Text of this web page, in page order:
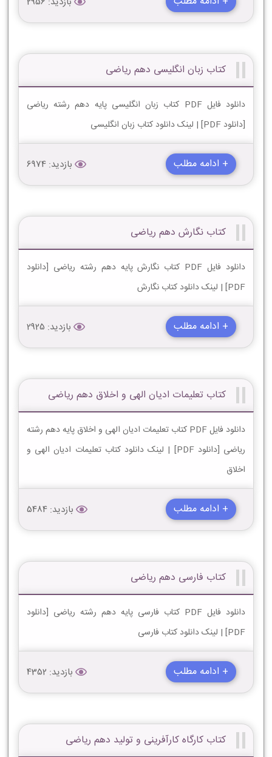
کتاب زبان انگلیسی دهم ریاضی
دانلود فایل PDF کتاب زبان انگلیسی پایه دهم رشته ریاضی
[دانلود PDF] | لینک دانلود کتاب زبان انگلیسی
+ ادامه مطلب بازدید: 6974
کتاب نگارش دهم ریاضی
دانلود فایل PDF کتاب نگارش پایه دهم رشته ریاضی [دانلود
PDF] | لینک دانلود کتاب نگارش
+ ادامه مطلب بازدید: 2925
کتاب تعلیمات ادیان الهی و اخلاق دهم ریاضی
دانلود فایل PDF کتاب تعلیمات ادیان الهی و اخلاق پایه دهم رشته
ریاضی [دانلود PDF] | لینک دانلود کتاب تعلیمات ادیان الهی و
اخلاق
+ ادامه مطلب بازدید: 5484
کتاب فارسی دهم ریاضی
دانلود فایل PDF کتاب فارسی پایه دهم رشته ریاضی [دانلود
PDF] | لینک دانلود کتاب فارسی
+ ادامه مطلب بازدید: 4352
کتاب کارگاه کارآفرینی و تولید دهم ریاضی